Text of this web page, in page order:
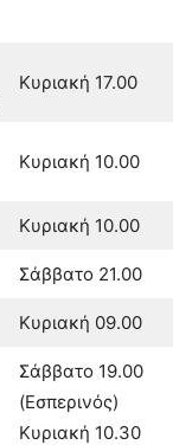
Κυριακή 17.00
Κυριακή 10.00
Κυριακή 10.00
Σάββατο 21.00
Κυριακή 09.00
Σάββατο 19.00
(Εσπερινός)
Κυριακή 10.30